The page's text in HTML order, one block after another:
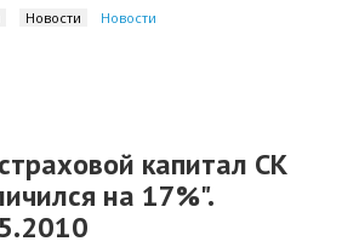
Новости Новости
капитал СК
на 17%".